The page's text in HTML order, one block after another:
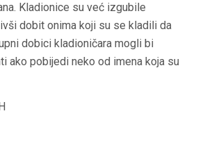
Kladionice su već izgubile
dobit onima koji su se kladili da
dobici kladioničara mogli bi
ako pobijedi neko od imena koja su